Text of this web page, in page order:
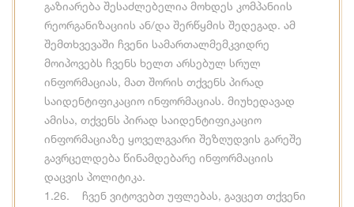
გაზიარება შესაძლებელია მოხდეს კომპანიის
რეორგანიზაციის ან/და შერწყმის შედეგად. ამ
შემთხვევაში ჩვენი სამართალმემკვიდრე
მოიპოვებს ჩვენს ხელთ არსებულ სრულ
ინფორმაციას, მათ შორის თქვენს პირად
საიდენტიფიკაციო ინფორმაციას. მიუხედავად
ამისა, თქვენს პირად საიდენტიფიკაციო
ინფორმაციაზე ყოველგვარი შეზღუდვის გარეშე
გავრცელდება წინამდებარე ინფორმაციის
დაცვის პოლიტიკა.
1.26. ჩვენ ვიტოვებთ უფლებას, გავცეთ თქვენი